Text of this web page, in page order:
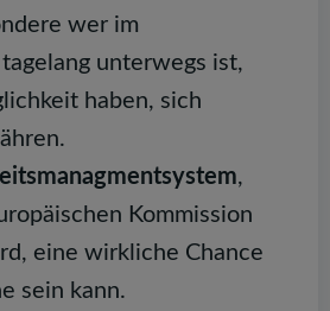
wer im
unterwegs ist,
haben, sich
,
Kommission
eine wirkliche Chance
sein kann.